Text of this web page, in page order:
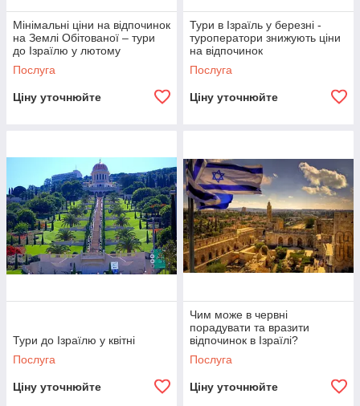
Мінімальні ціни на відпочинок
на Землі Обітованої – тури
до Ізраїлю у лютому
Послуга
Ціну уточнюйте
Тури в Ізраїль у березні -
туроператори знижують ціни
на відпочинок
Послуга
Ціну уточнюйте
Тури до Ізраїлю у квітні
Послуга
Ціну уточнюйте
Чим може в червні
порадувати та вразити
відпочинок в Ізраїлі?
Послуга
Ціну уточнюйте